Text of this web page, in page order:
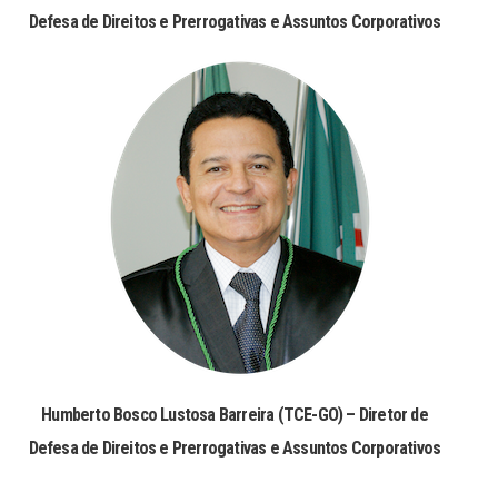
Defesa de Direitos e Prerrogativas e Assuntos Corporativos
Humberto Bosco Lustosa Barreira (TCE-GO) – Diretor de
Defesa de Direitos e Prerrogativas e Assuntos Corporativos